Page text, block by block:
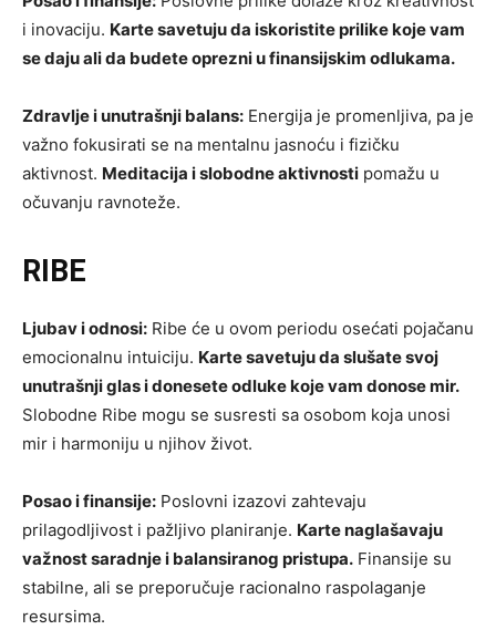
i inovaciju. Karte savetuju da iskoristite prilike koje vam
se daju ali da budete oprezni u finansijskim odlukama.
Zdravlje i unutrašnji balans: Energija je promenljiva, pa je
važno fokusirati se na mentalnu jasnoću i fizičku
aktivnost. Meditacija i slobodne aktivnosti pomažu u
očuvanju ravnoteže.
RIBE
Ljubav i odnosi: Ribe će u ovom periodu osećati pojačanu
emocionalnu intuiciju. Karte savetuju da slušate svoj
unutrašnji glas i donesete odluke koje vam donose mir.
Slobodne Ribe mogu se susresti sa osobom koja unosi
mir i harmoniju u njihov život.
Posao i finansije: Poslovni izazovi zahtevaju
prilagodljivost i pažljivo planiranje. Karte naglašavaju
važnost saradnje i balansiranog pristupa. Finansije su
stabilne, ali se preporučuje racionalno raspolaganje
resursima.